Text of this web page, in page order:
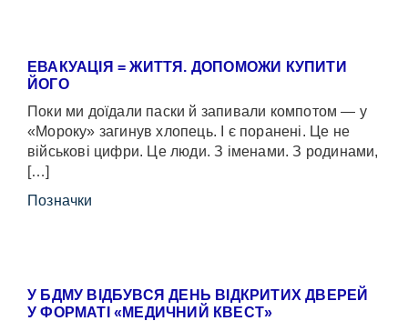
ЕВАКУАЦІЯ = ЖИТТЯ. ДОПОМОЖИ КУПИТИ
ЙОГО
Поки ми доїдали паски й запивали компотом — у
«Мороку» загинув хлопець. І є поранені. Це не
військові цифри. Це люди. З іменами. З родинами,
[…]
Позначки
У БДМУ ВІДБУВСЯ ДЕНЬ ВІДКРИТИХ ДВЕРЕЙ
У ФОРМАТІ «МЕДИЧНИЙ КВЕСТ»